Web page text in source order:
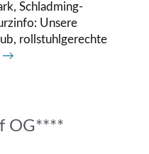
Schladming-
Unsere
rollstuhlgerechte
→
OG****